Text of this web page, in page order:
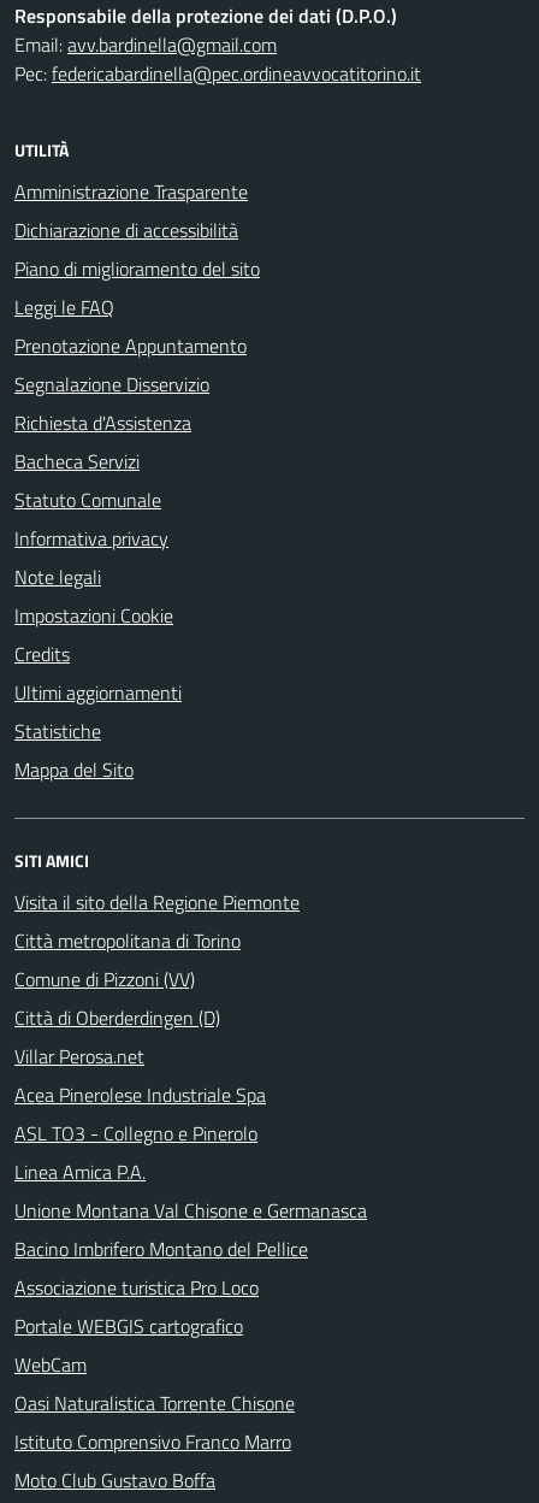
Responsabile della protezione dei dati (D.P.O.)
Email:avv.bardinella@gmail.com
Pec:federicabardinella@pec.ordineavvocatitorino.it
UTILITÀ
Amministrazione Trasparente
Dichiarazione di accessibilità
Piano di miglioramento del sito
Leggi le FAQ
Prenotazione Appuntamento
Segnalazione Disservizio
Richiesta d'Assistenza
Bacheca Servizi
Statuto Comunale
Informativa privacy
Note legali
Impostazioni Cookie
Credits
Ultimi aggiornamenti
Statistiche
Mappa del Sito
SITI AMICI
Visita il sito della Regione Piemonte
Città metropolitana di Torino
Comune di Pizzoni (VV)
Città di Oberderdingen (D)
Villar Perosa.net
Acea Pinerolese Industriale Spa
ASL TO3 - Collegno e Pinerolo
Linea Amica P.A.
Unione Montana Val Chisone e Germanasca
Bacino Imbrifero Montano del Pellice
Associazione turistica Pro Loco
Portale WEBGIS cartografico
WebCam
Oasi Naturalistica Torrente Chisone
Istituto Comprensivo Franco Marro
Moto Club Gustavo Boffa